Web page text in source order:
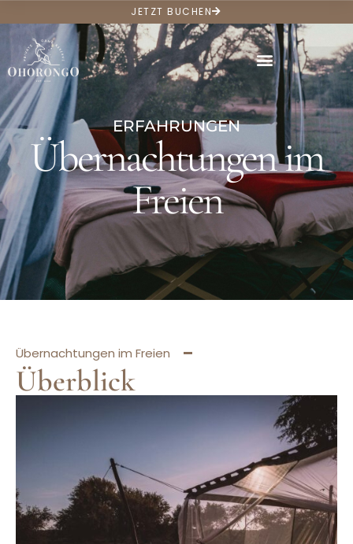
JETZT BUCHEN
ERFAHRUNGEN
Übernachtungen im
Freien
Übernachtungen im Freien
Überblick